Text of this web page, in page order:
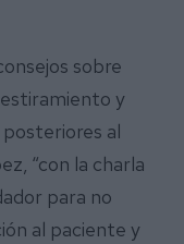
sobre
y
al
“con la charla
para no
al paciente y